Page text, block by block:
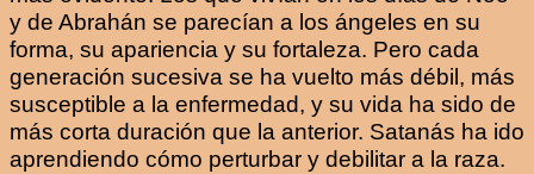
y de Abrahán se parecían a los ángeles en su
forma, su apariencia y su fortaleza. Pero cada
generación sucesiva se ha vuelto más débil, más
susceptible a la enfermedad, y su vida ha sido de
más corta duración que la anterior. Satanás ha ido
aprendiendo cómo perturbar y debilitar a la raza.